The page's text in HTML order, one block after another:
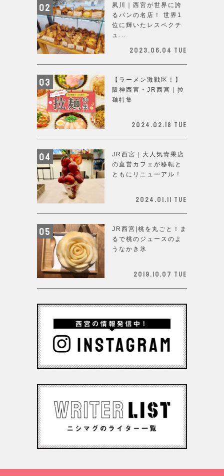
夙川｜西宮が世界に誇
るパンの名店！ 世界1
位に輝いたレスペクチ
ュ...
2023.06.04 Tue
【ラーメン激戦区！】
阪神西宮・JR西宮｜拉
麺特集
2024.02.18 Tue
JR西宮｜大人気青果店
の直営カフェが移転と
ともにリニューアル！
2024.01.11 Tue
JR西宮|桃を丸ごと！ま
るで桃のジュースのよ
うなかき氷
2019.10.07 Tue